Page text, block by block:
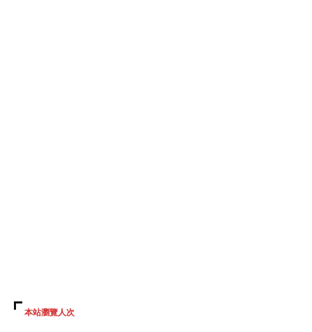
本站瀏覽人次